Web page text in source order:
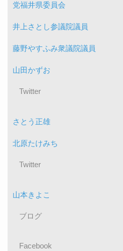
党福井県委員会
井上さとし参議院議員
藤野やすふみ衆議院議員
山田かずお
Twitter
さとう正雄
北原たけみち
Twitter
山本きよこ
ブログ
Facebook